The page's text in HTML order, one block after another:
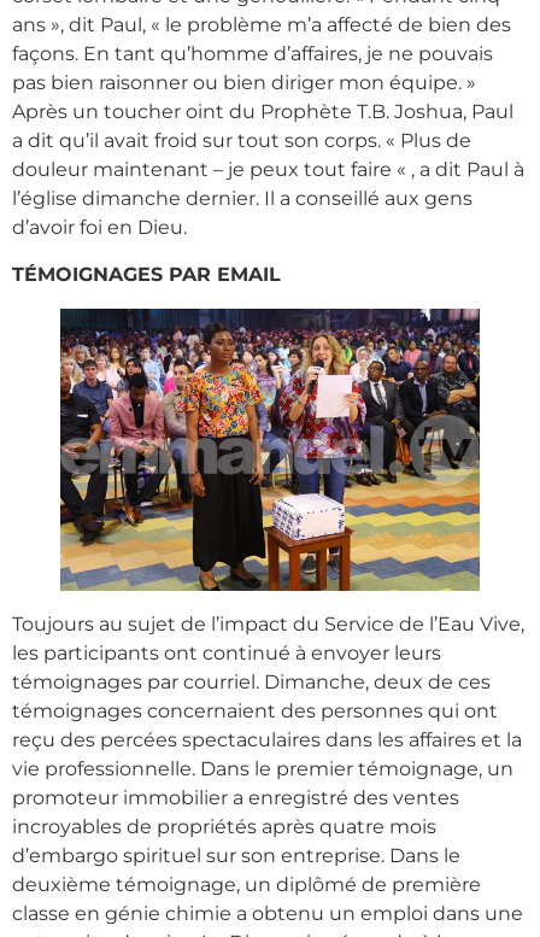
ans », dit Paul, « le problème m’a affecté de bien des
façons. En tant qu’homme d’affaires, je ne pouvais
pas bien raisonner ou bien diriger mon équipe. »
Après un toucher oint du Prophète T.B. Joshua, Paul
a dit qu’il avait froid sur tout son corps. « Plus de
douleur maintenant – je peux tout faire « , a dit Paul à
l’église dimanche dernier. Il a conseillé aux gens
d’avoir foi en Dieu.
TÉMOIGNAGES PAR EMAIL
Toujours au sujet de l’impact du Service de l’Eau Vive,
les participants ont continué à envoyer leurs
témoignages par courriel. Dimanche, deux de ces
témoignages concernaient des personnes qui ont
reçu des percées spectaculaires dans les affaires et la
vie professionnelle. Dans le premier témoignage, un
promoteur immobilier a enregistré des ventes
incroyables de propriétés après quatre mois
d’embargo spirituel sur son entreprise. Dans le
deuxième témoignage, un diplômé de première
classe en génie chimie a obtenu un emploi dans une